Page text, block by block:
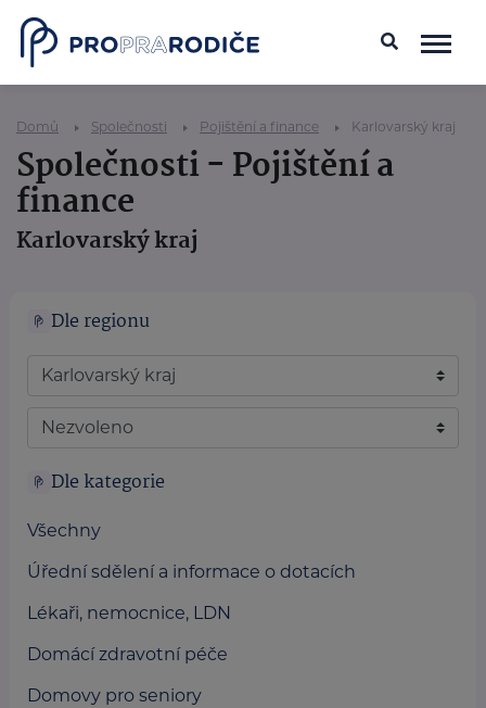
Domů Společnosti Pojištění a finance Karlovarský kraj
Společnosti - Pojištění a
finance
Karlovarský kraj
Dle regionu
Dle kategorie
Všechny
Úřední sdělení a informace o dotacích
Lékaři, nemocnice, LDN
Domácí zdravotní péče
Domovy pro seniory